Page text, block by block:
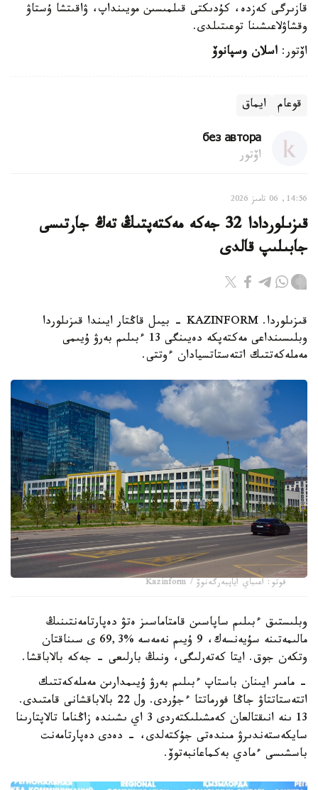
قازىرگى كەزدە، كۇدىكتى قىلمىسىن مويىنداپ، ۋاقىتشا ۇستاۋ
وقشاۋلاعىشىنا توعىتىلدى.
اۆتور: اسلان وسپانوۆ
قوعام ايماق
без автора
اۆتور
14:56, 06 تامىز 2026
قىزىلوردادا 32 جەكە مەكتەپتىڭ تەڭ جارتىسى
جابىلىپ قالدى
قىزىلوردا. KAZINFORM - بيىل قاڭتار ايىندا قىزىلوردا
وبلىسىنداعى مەكتەپكە دەيىنگى 13 ءبىلىم بەرۋ ۇيىمى
مەملەكەتتىك اتتەستاتسيادان ءوتتى.
فوتو: اعىباي اياپبەرگەنوۆ / Kazinform
وبلىستىق ءبىلىم ساپاسىن قامتاماسىز ەتۋ دەپارتامەنتىنىڭ
مالىمەتىنە سۇيەنسەك، 9 ۇيىم نەمەسە %69,3 ى سىناقتان
وتكەن جوق. ايتا كەتەرلىگى، ونىڭ بارلىعى - جەكە بالاباقشا.
- مامىر ايىنان باستاپ ءبىلىم بەرۋ ۇيىمدارىن مەملەكەتتىك
اتتەستاتتاۋ جاڭا فورماتتا ءجۇردى. ول 22 بالاباقشانى قامتىدى.
13 ىنە انىقتالعان كەمشىلىكتەردى 3 اي ىشىندە زاڭناما تالاپتارىنا
سايكەستەندىرۋ مىندەتى جۇكتەلدى، - دەدى دەپارتامەنت
باسشىسى ءمادي بەكماعانبەتوۆ.